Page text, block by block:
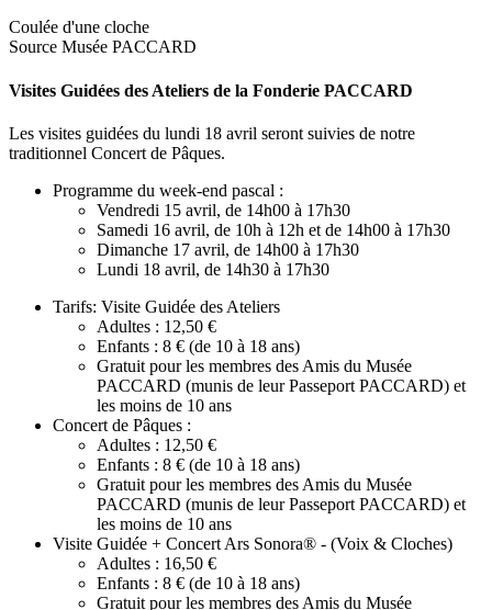
Coulée d'une cloche
Source Musée PACCARD
Visites Guidées des Ateliers de la Fonderie PACCARD
Les visites guidées du lundi 18 avril seront suivies de notre
traditionnel Concert de Pâques.
Programme du week-end pascal :
Vendredi 15 avril, de 14h00 à 17h30
Samedi 16 avril, de 10h à 12h et de 14h00 à 17h30
Dimanche 17 avril, de 14h00 à 17h30
Lundi 18 avril, de 14h30 à 17h30
Tarifs: Visite Guidée des Ateliers
Adultes : 12,50 €
Enfants : 8 € (de 10 à 18 ans)
Gratuit pour les membres des Amis du Musée
PACCARD (munis de leur Passeport PACCARD) et
les moins de 10 ans
Concert de Pâques :
Adultes : 12,50 €
Enfants : 8 € (de 10 à 18 ans)
Gratuit pour les membres des Amis du Musée
PACCARD (munis de leur Passeport PACCARD) et
les moins de 10 ans
Visite Guidée + Concert Ars Sonora® - (Voix & Cloches)
Adultes : 16,50 €
Enfants : 8 € (de 10 à 18 ans)
Gratuit pour les membres des Amis du Musée